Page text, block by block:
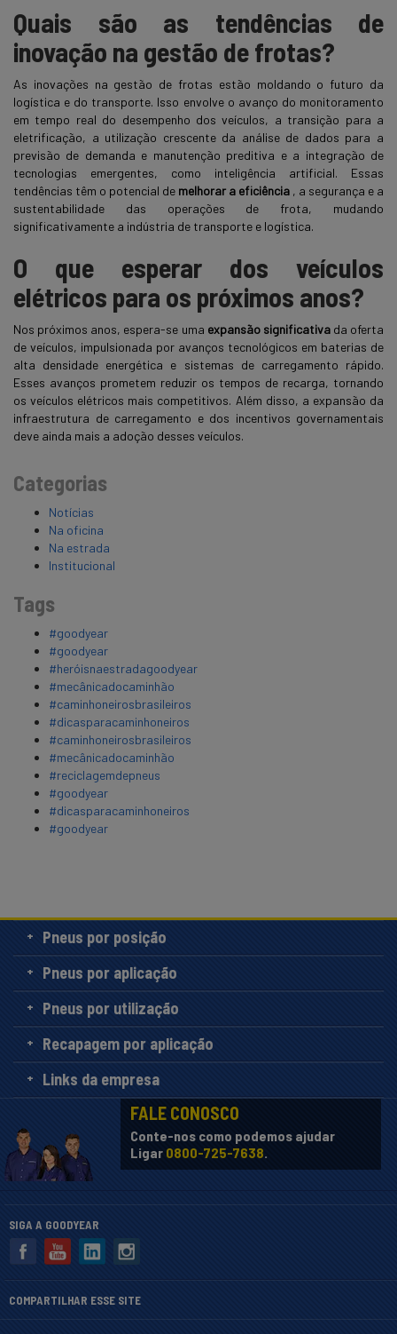
Quais são as tendências de
inovação na gestão de frotas?
As inovações na gestão de frotas estão moldando o futuro da
logística e do transporte. Isso envolve o avanço do monitoramento
em tempo real do desempenho dos veículos, a transição para a
eletrificação, a utilização crescente da análise de dados para a
previsão de demanda e manutenção preditiva e a integração de
tecnologias emergentes, como inteligência artificial. Essas
tendências têm o potencial de melhorar a eficiência , a segurança e a
sustentabilidade das operações de frota, mudando
significativamente a indústria de transporte e logística.
O que esperar dos veículos
elétricos para os próximos anos?
Nos próximos anos, espera-se uma expansão significativada oferta
de veículos, impulsionada por avanços tecnológicos em baterias de
alta densidade energética e sistemas de carregamento rápido.
Esses avanços prometem reduzir os tempos de recarga, tornando
os veículos elétricos mais competitivos. Além disso, a expansão da
infraestrutura de carregamento e dos incentivos governamentais
deve ainda mais a adoção desses veículos.
Categorias
Notícias
Na oficina
Na estrada
Institucional
Tags
#goodyear
#goodyear
#heróisnaestradagoodyear
#mecânicadocaminhão
#caminhoneirosbrasileiros
#dicasparacaminhoneiros
#caminhoneirosbrasileiros
#mecânicadocaminhão
#reciclagemdepneus
#goodyear
#dicasparacaminhoneiros
#goodyear
Pneus por posição
Pneus por aplicação
Pneus por utilização
Recapagem por aplicação
Links da empresa
FALE CONOSCO
Conte-nos como podemos ajudar
Ligar 0800-725-7638.
SIGA A GOODYEAR
COMPARTILHAR ESSE SITE